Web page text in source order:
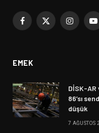
Facebook
X
EMEK
DİSK-AR
86’sı
düşük
7 AĞUSTOS